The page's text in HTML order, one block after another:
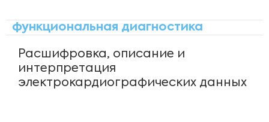
функциональная диагностика
Расшифровка, описание и
интерпретация
электрокардиографических данных